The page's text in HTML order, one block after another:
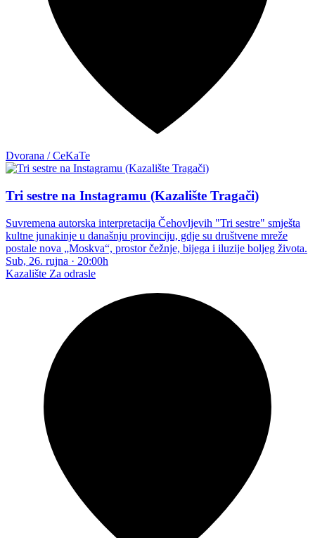
Dvorana / CeKaTe
Tri sestre na Instagramu (Kazalište Tragači)
Suvremena autorska interpretacija Čehovljevih "Tri sestre" smješta
kultne junakinje u današnju provinciju, gdje su društvene mreže
postale nova „Moskva“, prostor čežnje, bijega i iluzije boljeg života.
Sub, 26. rujna · 20:00h
Kazalište Za odrasle